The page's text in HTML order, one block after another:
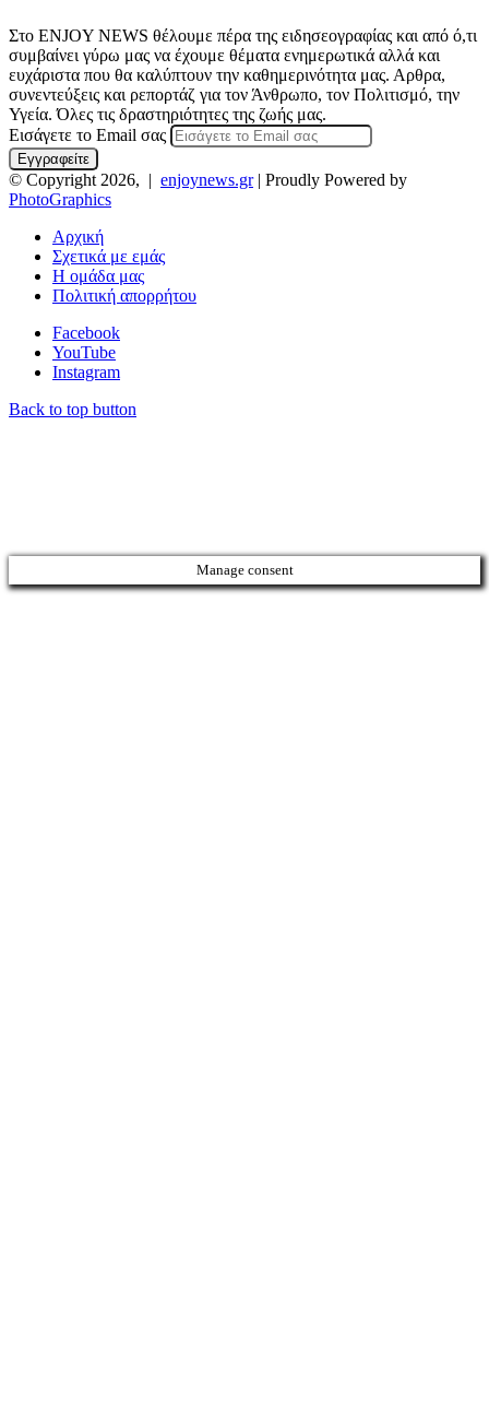
Στο ENJOY NEWS θέλουμε πέρα της ειδησεογραφίας και από ό,τι
συμβαίνει γύρω μας να έχουμε θέματα ενημερωτικά αλλά και
ευχάριστα που θα καλύπτουν την καθημερινότητα μας. Αρθρα,
συνεντεύξεις και ρεπορτάζ για τον Άνθρωπο, τον Πολιτισμό, την
Υγεία. Όλες τις δραστηριότητες της ζωής μας.
Εισάγετε το Email σας
© Copyright 2026, | enjoynews.gr| Proudly Powered by
PhotoGraphics
Αρχική
Σχετικά με εμάς
Η ομάδα μας
Πολιτική απορρήτου
Facebook
YouTube
Instagram
Back to top button
Manage consent